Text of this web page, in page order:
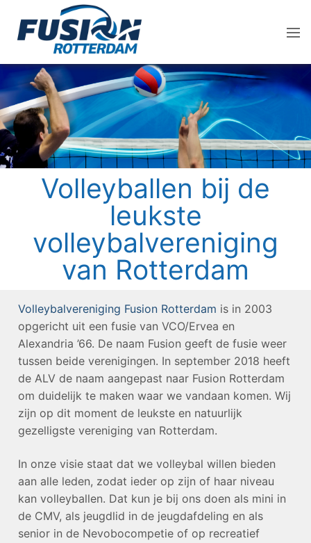
Volleyballen bij de
leukste
volleybalvereniging
van Rotterdam
Volleybalvereniging Fusion Rotterdam is in 2003
opgericht uit een fusie van VCO/Ervea en
Alexandria ’66. De naam Fusion geeft de fusie weer
tussen beide verenigingen. In september 2018 heeft
de ALV de naam aangepast naar Fusion Rotterdam
om duidelijk te maken waar we vandaan komen. Wij
zijn op dit moment de leukste en natuurlijk
gezelligste vereniging van Rotterdam.
In onze visie staat dat we volleybal willen bieden
aan alle leden, zodat ieder op zijn of haar niveau
kan volleyballen. Dat kun je bij ons doen als mini in
de CMV, als jeugdlid in de jeugdafdeling en als
senior in de Nevobocompetie of op recreatief